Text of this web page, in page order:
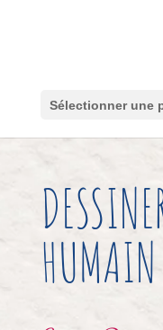
Sélectionner une
HUMAIN